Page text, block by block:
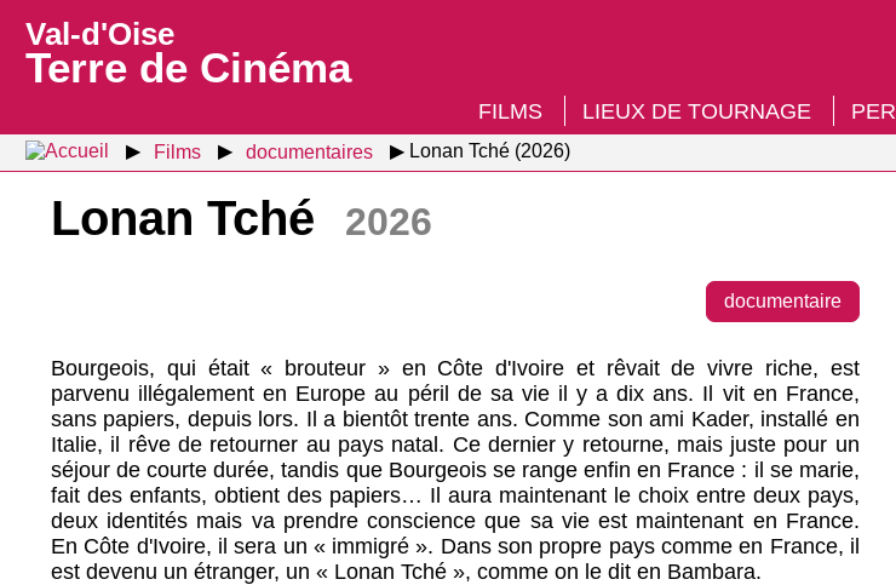
Val-d'Oise
Terre de Cinéma
FILMS LIEUX DE TOURNAGE
Films documentaires Lonan Tché (2026)
Lonan Tché 2026
documentaire
Bourgeois, qui était « brouteur » en Côte d'Ivoire et rêvait de vivre riche, est
parvenu illégalement en Europe au péril de sa vie il y a dix ans. Il vit en France,
sans papiers, depuis lors. Il a bientôt trente ans. Comme son ami Kader, installé en
Italie, il rêve de retourner au pays natal. Ce dernier y retourne, mais juste pour un
séjour de courte durée, tandis que Bourgeois se range enfin en France : il se marie,
fait des enfants, obtient des papiers… Il aura maintenant le choix entre deux pays,
deux identités mais va prendre conscience que sa vie est maintenant en France.
En Côte d'Ivoire, il sera un « immigré ». Dans son propre pays comme en France, il
est devenu un étranger, un « Lonan Tché », comme on le dit en Bambara.